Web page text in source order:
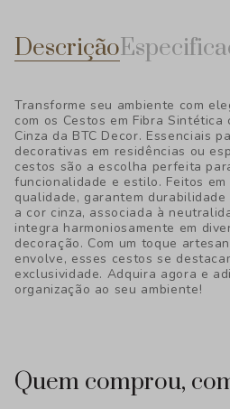
Descrição
Transforme seu ambiente com
com os Cestos em Fibra Sintética
Cinza da BTC Decor. Essenciais
decorativas em residências ou
cestos são a escolha perfeita
funcionalidade e estilo. Feitos
qualidade, garantem
a cor cinza, associada à
integra harmoniosamente em
decoração. Com um toque
envolve, esses cestos se
exclusividade. Adquira agora e
organização ao seu ambiente!
Quem comprou,